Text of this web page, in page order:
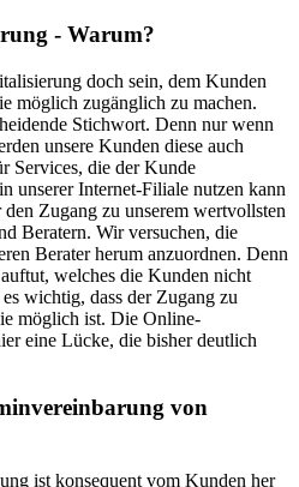
- Warum?
doch sein, dem Kunden
möglich zugänglich zu machen.
Stichwort. Denn nur wenn
unsere Kunden diese auch
Services, die der Kunde
unserer Internet-Filiale nutzen kann
Zugang zu unserem wertvollsten
Beratern. Wir versuchen, die
Berater herum anzuordnen. Denn
welches die Kunden nicht
wichtig, dass der Zugang zu
möglich ist. Die Online-
eine Lücke, die bisher deutlich
von
ist konsequent vom Kunden her